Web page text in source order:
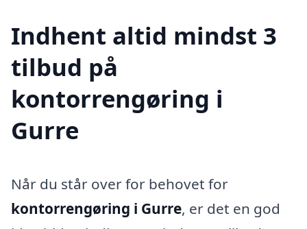
Indhent altid mindst 3
tilbud på
kontorrengøring i
Gurre
Når du står over for behovet for
kontorrengøring i Gurre, er det en god